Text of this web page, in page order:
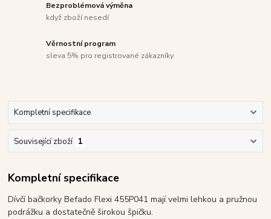
Bezproblémová výměna
když zboží nesedí
Věrnostní program
sleva 5% pro registrované zákazníky
Kompletní specifikace
Související zboží 1
Kompletní specifikace
Dívčí bačkorky Befado Flexi 455P041 mají velmi lehkou a pružnou
podrážku a dostatečně širokou špičku.